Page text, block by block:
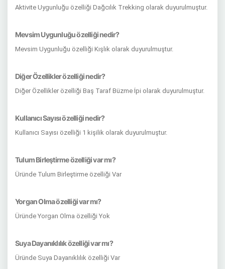
Aktivite Uygunluğu özelliği Dağcılık Trekking olarak duyurulmuştur.
Mevsim Uygunluğu özelliği nedir?
Mevsim Uygunluğu özelliği Kışlık olarak duyurulmuştur.
Diğer Özellikler özelliği nedir?
Diğer Özellikler özelliği Baş Taraf Büzme İpi olarak duyurulmuştur.
Kullanıcı Sayısı özelliği nedir?
Kullanıcı Sayısı özelliği 1 kişilik olarak duyurulmuştur.
Tulum Birleştirme özelliği var mı?
Üründe Tulum Birleştirme özelliği Var
Yorgan Olma özelliği var mı?
Üründe Yorgan Olma özelliği Yok
Suya Dayanıklılık özelliği var mı?
Üründe Suya Dayanıklılık özelliği Var